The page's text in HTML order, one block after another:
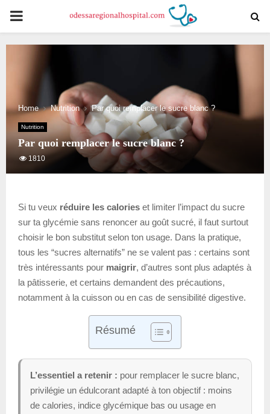
PRIMARY
MENU
Home Nutrition Par quoi remplacer le sucre blanc ?
Nutrition
Par quoi remplacer le sucre blanc ?
1810
Si tu veux réduire les calories et limiter l’impact du sucre
sur ta glycémie sans renoncer au goût sucré, il faut surtout
choisir le bon substitut selon ton usage. Dans la pratique,
tous les “sucres alternatifs” ne se valent pas : certains sont
très intéressants pour maigrir, d’autres sont plus adaptés à
la pâtisserie, et certains demandent des précautions,
notamment à la cuisson ou en cas de sensibilité digestive.
Résumé
L’essentiel a retenir : pour remplacer le sucre blanc,
privilégie un édulcorant adapté à ton objectif : moins
de calories, indice glycémique bas ou usage en